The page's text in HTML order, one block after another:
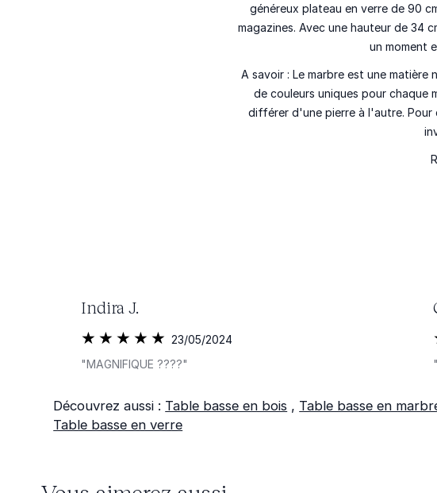
généreux plateau en verre de 90
magazines. Avec une hauteur de 34
un moment
A savoir : Le marbre est une
de couleurs uniques pour chaque
différer d'une pierre à l'autre. Pour
Indira J.
23/05/2024
"MAGNIFIQUE ????"
Découvrez aussi : Table basse en bois , Table basse en
Table basse en verre